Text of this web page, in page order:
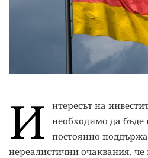
И
нтересът на
необходимо да бъде
постоянно
нереалистични очаквания,